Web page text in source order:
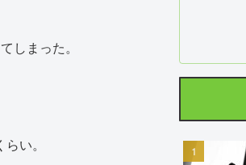
しまった。
い。